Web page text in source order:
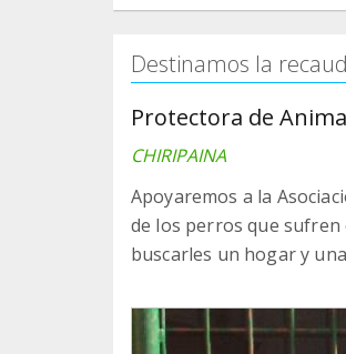
Destinamos la
Protectora de
CHIRIPAINA
Apoyaremos a la
de los perros que
buscarles un hogar y